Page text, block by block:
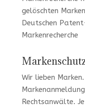
gelöschten
Deutschen
Markenrecherche
Wir lieben Marken
Rechtsanwälte.